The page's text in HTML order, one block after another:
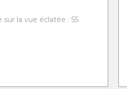
sur la vue éclatée : 55